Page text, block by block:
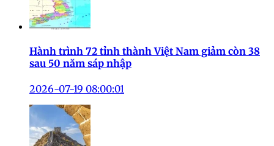
Hành trình 72 tỉnh thành Việt Nam giảm còn 38
sau 50 năm sáp nhập
2026-07-19 08:00:01